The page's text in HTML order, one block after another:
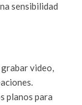
sensibilidad
grabar video,
planos para